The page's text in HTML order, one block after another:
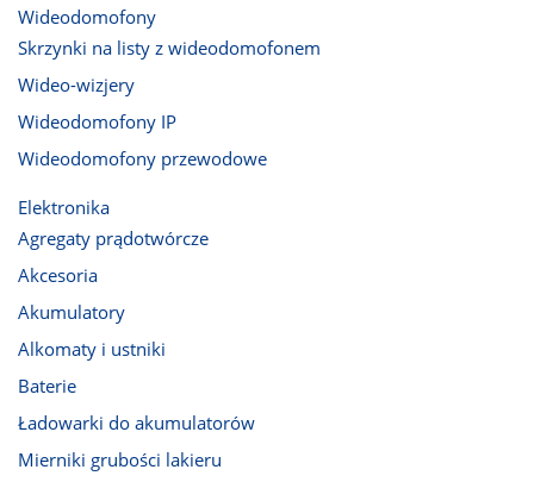
Wideodomofony
Skrzynki na listy z wideodomofonem
Wideo-wizjery
Wideodomofony IP
Wideodomofony przewodowe
Elektronika
Agregaty prądotwórcze
Akcesoria
Akumulatory
Alkomaty i ustniki
Baterie
Ładowarki do akumulatorów
Mierniki grubości lakieru